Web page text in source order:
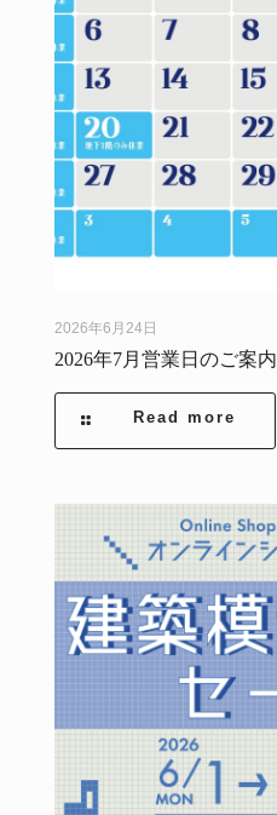
2026年6月24日
2026年7月営業日のご案内
Read more